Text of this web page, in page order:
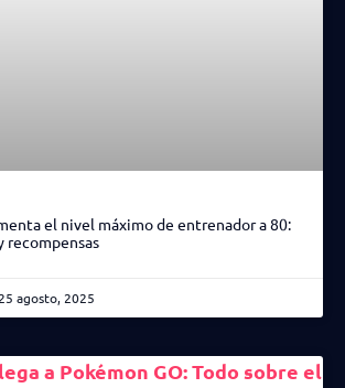
el nivel máximo de entrenador a 80:
recompensas
25 agosto, 2025